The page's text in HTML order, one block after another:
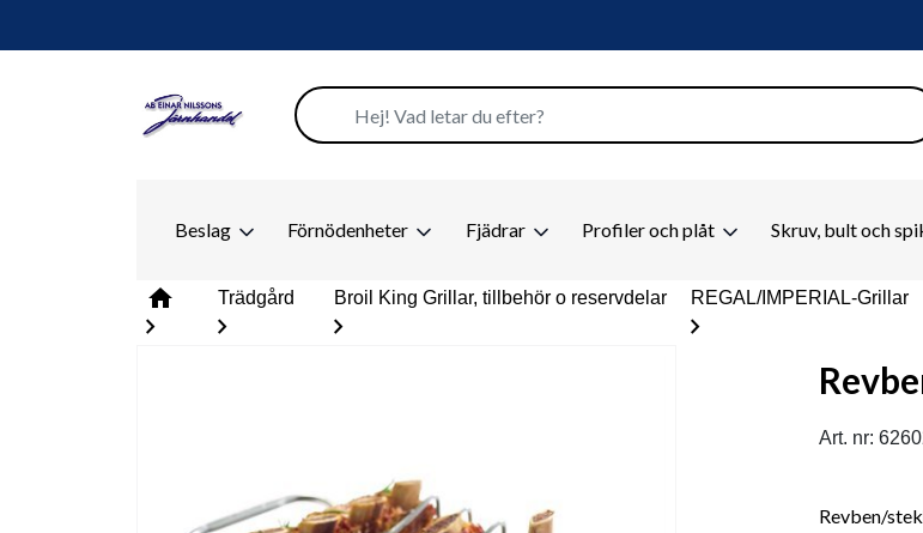
Beslag Förnödenheter Fjädrar Profiler och plåt Skruv, bult och
home
chevron_right
Trädgård
chevron_right
Broil King Grillar, tillbehör o reservdelar
chevron_right
REGAL/IMPERIAL-Grillar
chevron_right
Art. nr:
Revben/